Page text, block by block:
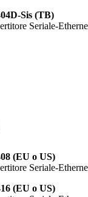
Sis (TB)
Seriale-
(EU o US)
Seriale-
(EU o US)